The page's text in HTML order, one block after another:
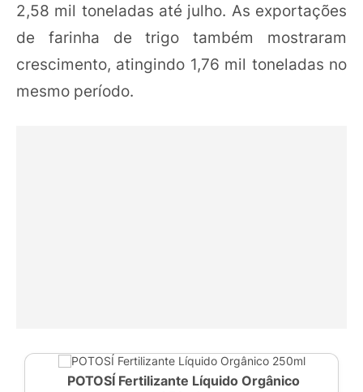
2,58 mil toneladas até julho. As exportações
de farinha de trigo também mostraram
crescimento, atingindo 1,76 mil toneladas no
mesmo período.
POTOSÍ Fertilizante Líquido Orgânico